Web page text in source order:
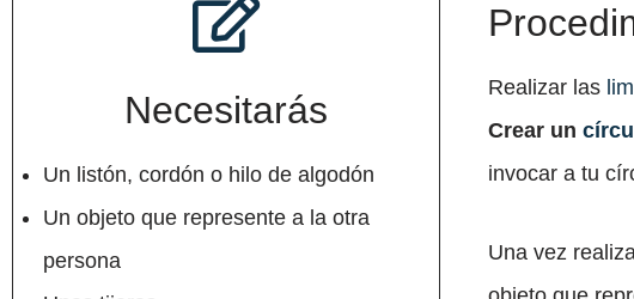
Necesitarás
Un listón, cordón o hilo de algodón
Un objeto que represente a la otra
persona
Realizar las
Crear un
invocar a tu
Una vez